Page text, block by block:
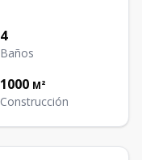
4
Baños
1000 M²
Construcción